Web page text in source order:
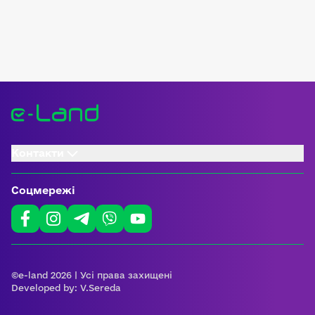
Соцмережі
©e-land 2026 | Усі права захищені
Developed by: V.Sereda